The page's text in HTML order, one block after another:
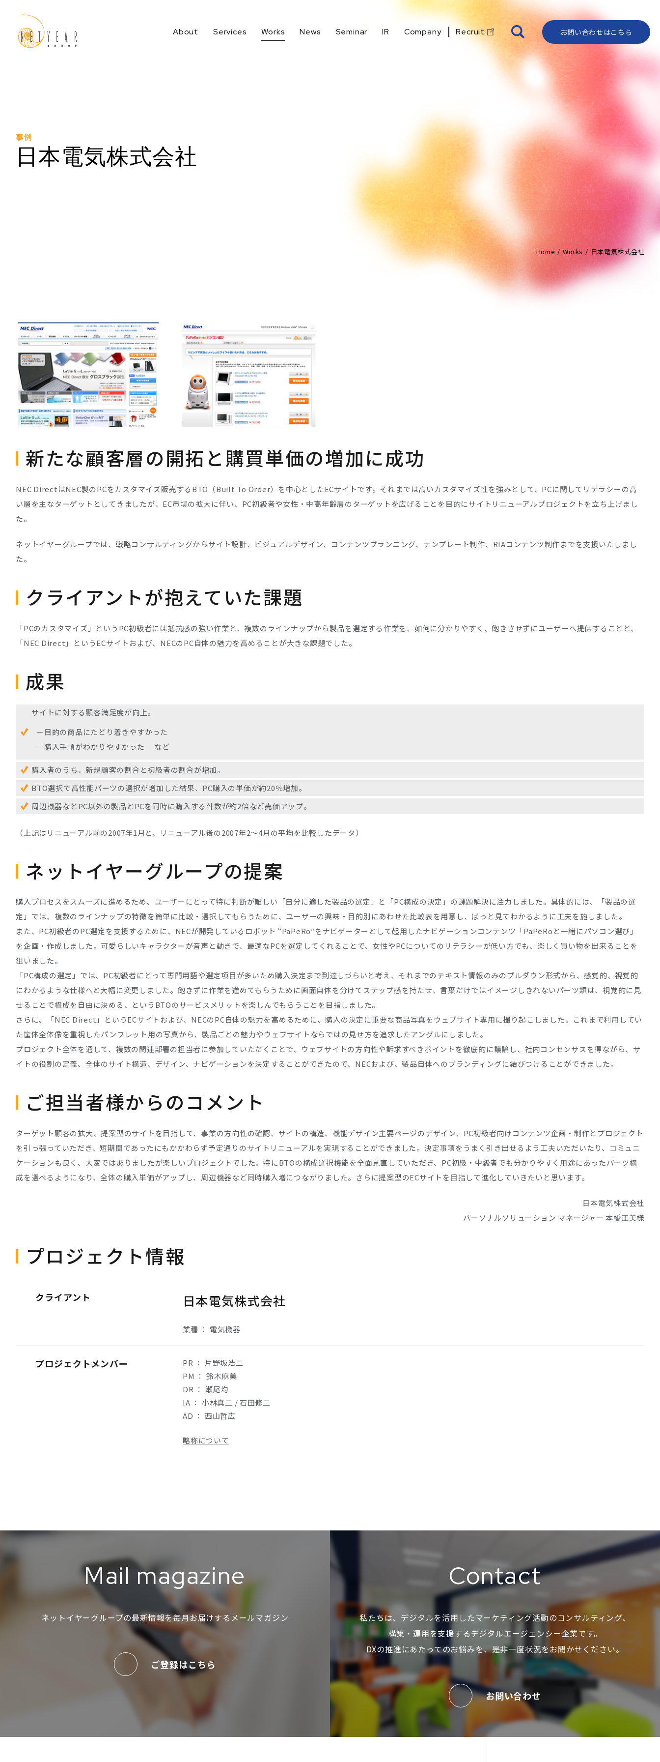
About Services Works News Seminar IR
コーポレートガバナンス
よくある質問
ポリシー
Company
ビジョン
ロゴ・ストーリー
Recruit お問い合わせはこちら
事例
日本電気株式会社
Home Works 日本電気株式会社
新たな顧客層の開拓と購買単価の増加に成功
NEC DirectはNEC製のPCをカスタマイズ販売するBTO（Built To Order）を中心としたECサイトです。それまでは高いカスタマイズ性を強みとして、PCに関してリテラシーの高
い層を主なターゲットとしてきましたが、EC市場の拡大に伴い、PC初級者や女性・中高年齢層のターゲットを広げることを目的にサイトリニューアルプロジェクトを立ち上げまし
た。
ネットイヤーグループでは、戦略コンサルティングからサイト設計、ビジュアルデザイン、コンテンツプランニング、テンプレート制作、RIAコンテンツ制作までを支援いたしまし
た。
クライアントが抱えていた課題
「PCのカスタマイズ」というPC初級者には抵抗感の強い作業と、複数のラインナップから製品を選定する作業を、如何に分かりやすく、飽きさせずにユーザーへ提供することと、
「NEC Direct」というECサイトおよび、NECのPC自体の魅力を高めることが大きな課題でした。
成果
サイトに対する顧客満足度が向上。
－目的の商品にたどり着きやすかった
－購入手順がわかりやすかった など
購入者のうち、新規顧客の割合と初級者の割合が増加。
BTO選択で高性能パーツの選択が増加した結果、PC購入の単価が約20％増加。
周辺機器などPC以外の製品とPCを同時に購入する件数が約2倍など売価アップ。
（上記はリニューアル前の2007年1月と、リニューアル後の2007年2～4月の平均を比較したデータ）
ネットイヤーグループの提案
購入プロセスをスムーズに進めるため、ユーザーにとって特に判断が難しい「自分に適した製品の選定」と「PC構成の決定」の課題解決に注力しました。具体的には、「製品の選
定」では、複数のラインナップの特徴を簡単に比較・選択してもらうために、ユーザーの興味・目的別にあわせた比較表を用意し、ぱっと見てわかるように工夫を施しました。
また、PC初級者のPC選定を支援するために、NECが開発しているロボット “PaPeRo″をナビゲーターとして起用したナビゲーションコンテンツ「PaPeRoと一緒にパソコン選び」
を企画・作成しました。可愛らしいキャラクターが音声と動きで、最適なPCを選定してくれることで、女性やPCについてのリテラシーが低い方でも、楽しく買い物を出来ることを
狙いました。
「PC構成の選定」では、PC初級者にとって専門用語や選定項目が多いため購入決定まで到達しづらいと考え、それまでのテキスト情報のみのプルダウン形式から、感覚的、視覚的
にわかるような仕様へと大幅に変更しました。飽きずに作業を進めてもらうために画面自体を分けてステップ感を持たせ、言葉だけではイメージしきれないパーツ類は、視覚的に見
せることで構成を自由に決める、というBTOのサービスメリットを楽しんでもらうことを目指しました。
さらに、「NEC Direct」というECサイトおよび、NECのPC自体の魅力を高めるために、購入の決定に重要な商品写真をウェブサイト専用に撮り起こしました。これまで利用してい
た筐体全体像を重視したパンフレット用の写真から、製品ごとの魅力やウェブサイトならではの見せ方を追求したアングルにしました。
プロジェクト全体を通して、複数の関連部署の担当者に参加していただくことで、ウェブサイトの方向性や訴求すべきポイントを徹底的に議論し、社内コンセンサスを得ながら、サ
イトの役割の定義、全体のサイト構造、デザイン、ナビゲーションを決定することができたので、NECおよび、製品自体へのブランディングに結びつけることができました。
ご担当者様からのコメント
ターゲット顧客の拡大、提案型のサイトを目指して、事業の方向性の確認、サイトの構造、機能デザイン主要ページのデザイン、PC初級者向けコンテンツ企画・制作とプロジェクト
を引っ張っていただき、短期間であったにもかかわらず予定通りのサイトリニューアルを実現することができました。決定事項をうまく引き出せるよう工夫いただいたり、コミュニ
ケーションも良く、大変ではありましたが楽しいプロジェクトでした。特にBTOの構成選択機能を全面見直していただき、PC初級・中級者でも分かりやすく用途にあったパーツ構
成を選べるようになり、全体の購入単価がアップし、周辺機器など同時購入増につながりました。さらに提案型のECサイトを目指して進化していきたいと思います。
日本電気株式会社
パーソナルソリューション マネージャー 本橋正美様
プロジェクト情報
クライアント 日本電気株式会社
業種 ： 電気機器
プロジェクトメンバー
PR ： 片野坂浩二
PM ： 鈴木麻美
DR ： 瀬尾均
IA ： 小林真二 / 石田修二
AD ： 西山哲広
略称について
Mail magazine
ネットイヤーグループの最新情報を毎月お届けするメールマガジン
ご登録はこちら
Contact
私たちは、デジタルを活用したマーケティング活動のコンサルティング、
構築・運用を支援するデジタルエージェンシー企業です。
DXの推進にあたってのお悩みを、是非一度状況をお聞かせください。
お問い合わせ